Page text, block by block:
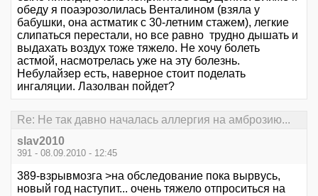
обеду я поаэрозолилась Венталином (взяла у
бабушки, она астматик с 30-летним стажем), легкие
слипаться перестали, но все равно трудно дышать и
выдахать воздух тоже тяжело. Не хочу болеть
астмой, насмотрелась уже на эту болезнь.
Небулайзер есть, наверное стоит поделать
ингаляции. Лазолван пойдет?
Re: Не так давно началась аллергия на амброзию...
slav2010
391 - 08.09.2010 - 12:45
389-взрывмозга >на обследование пока вырвусь,
новый год наступит... очень тяжело отпроситься на